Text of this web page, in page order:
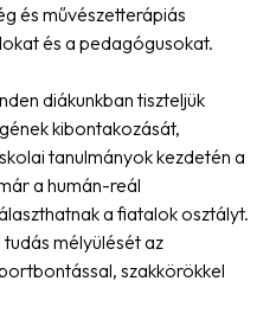
és művészetterápiás
és a pedagógusokat.
diákunkban tiszteljük
kibontakozását,
tanulmányok kezdetén a
a humán-reál
a fiatalok osztályt.
mélyülését az
szakkörökkel